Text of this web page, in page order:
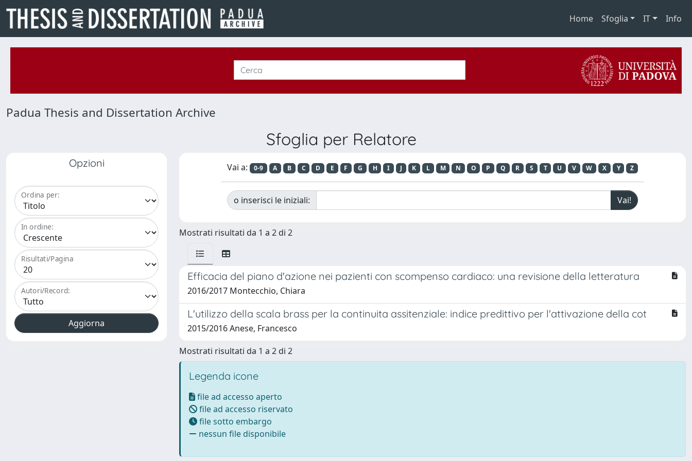
Home Sfoglia IT Info
Padua Thesis and Dissertation Archive
Sfoglia per Relatore
Opzioni
Ordina per:
In ordine:
Risultati/Pagina
Autori/Record:
Vai a: 0-9 A B C D E F G H I J K L M N O P Q R S T U V W X Y Z
o inserisci le iniziali:
Mostrati risultati da 1 a 2 di 2
Efficacia del piano d'azione nei pazienti con scompenso cardiaco: una revisione della letteratura
2016/2017 Montecchio, Chiara
L'utilizzo della scala brass per la continuita assitenziale: indice predittivo per l'attivazione della cot
2015/2016 Anese, Francesco
Mostrati risultati da 1 a 2 di 2
Legenda icone
file ad accesso aperto
file ad accesso riservato
file sotto embargo
nessun file disponibile